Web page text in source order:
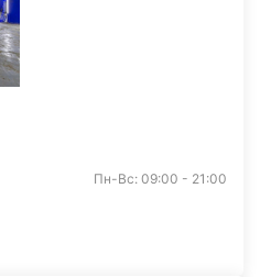
Пн-Вс: 09:00 - 21:00